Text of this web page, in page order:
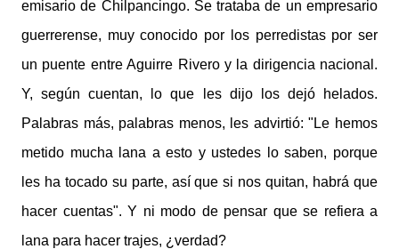
emisario de Chilpancingo. Se trataba de un empresario
guerrerense, muy conocido por los perredistas por ser
un puente entre Aguirre Rivero y la dirigencia nacional.
Y, según cuentan, lo que les dijo los dejó helados.
Palabras más, palabras menos, les advirtió: "Le hemos
metido mucha lana a esto y ustedes lo saben, porque
les ha tocado su parte, así que si nos quitan, habrá que
hacer cuentas". Y ni modo de pensar que se refiera a
lana para hacer trajes, ¿verdad?